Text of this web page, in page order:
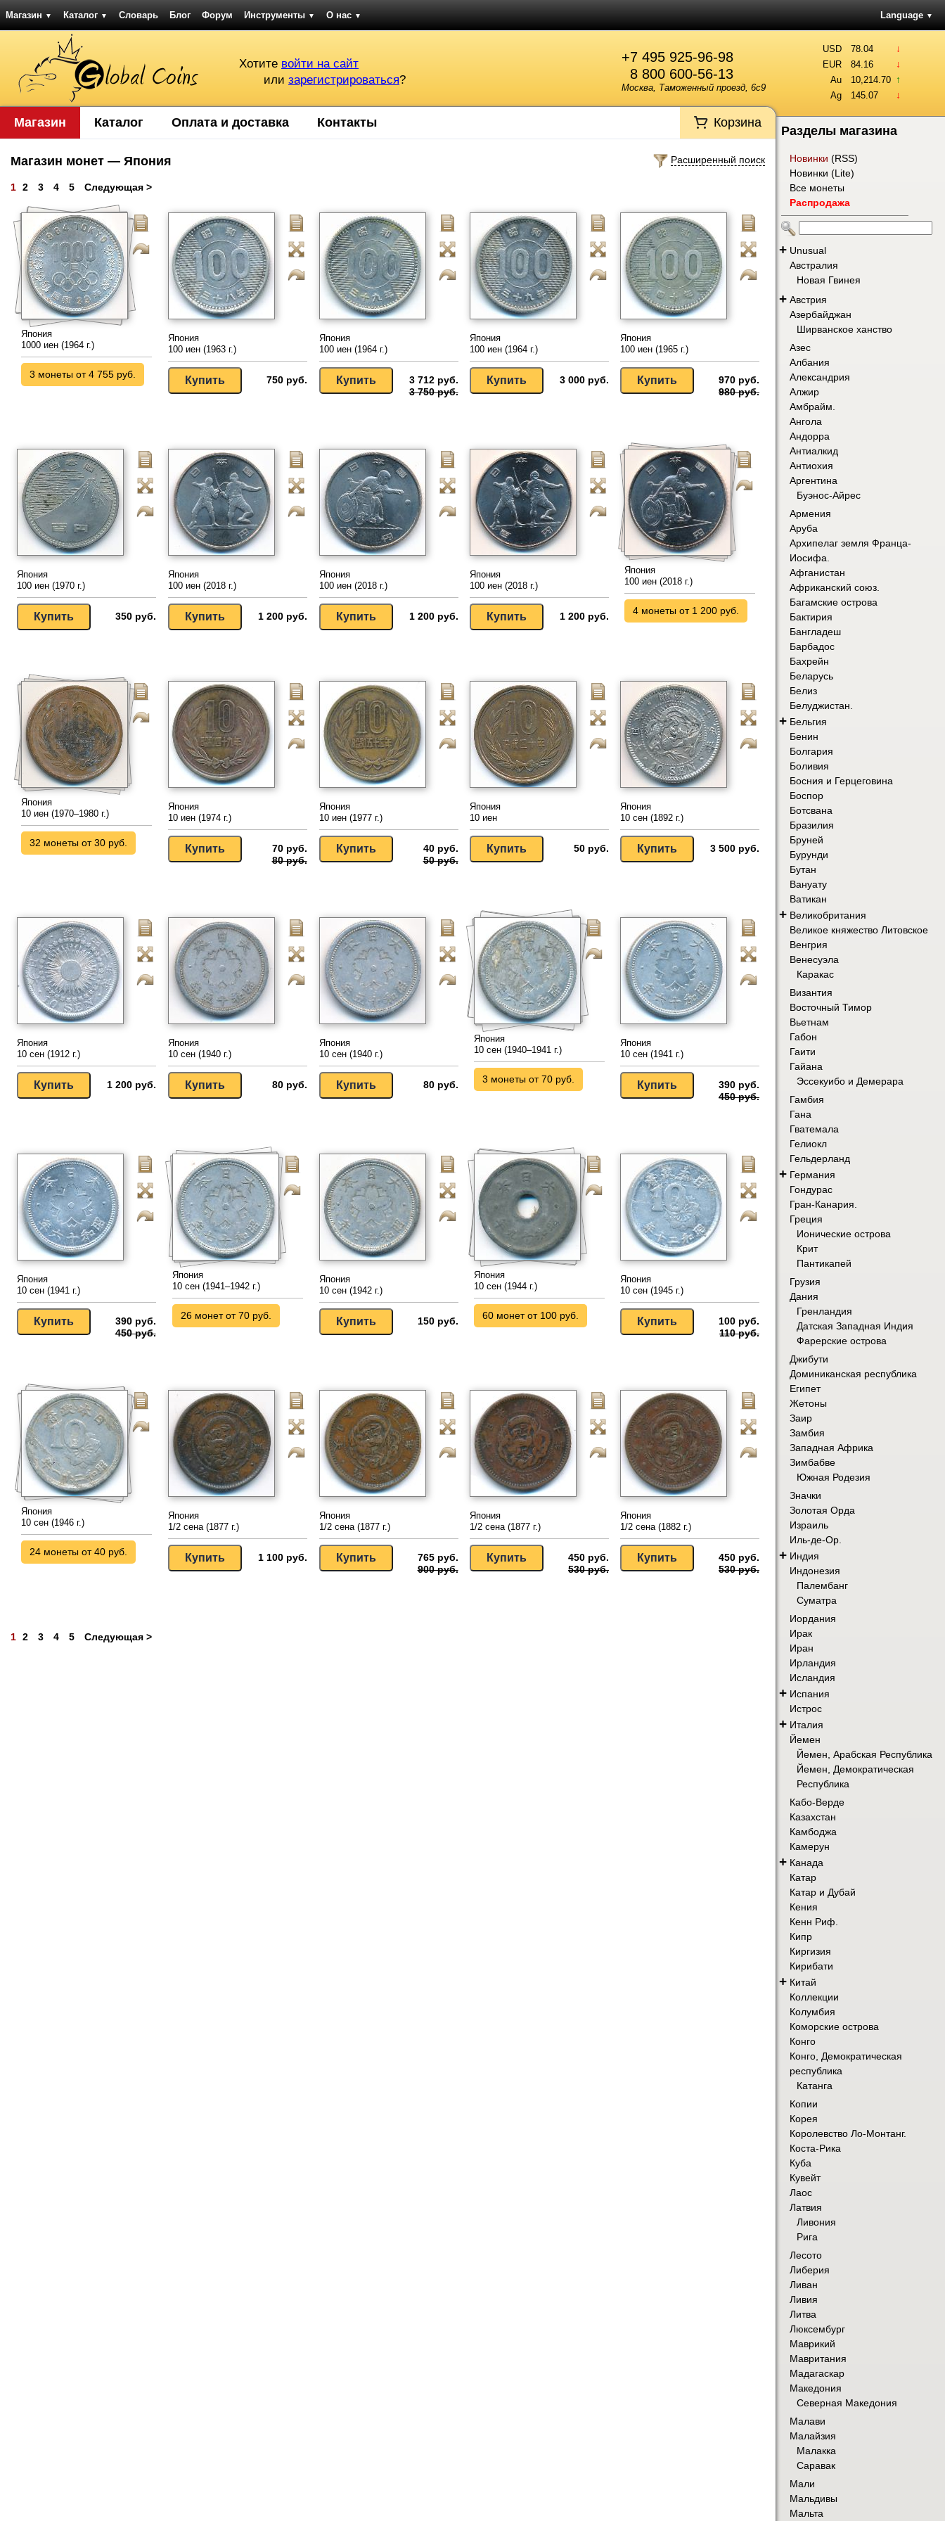
Магазин ▼ Каталог ▼ Словарь Блог Форум Инструменты ▼ О нас ▼ Language ▼
+7 495 925-96-98
8 800 600-56-13
Москва, Таможенный проезд, 6с9
Хотите войти на сайт
или зарегистрироваться?
USD 78.04 ↓
EUR 84.16 ↓
Au 10,214.70 ↑
Ag 145.07 ↓
Магазин Каталог Оплата и доставка Контакты Корзина
Расширенный поиск
Магазин монет — Япония
1 2 3 4 5 Следующая >
Япония
1000 иен (1964 г.)
3 монеты от 4 755 руб.
Япония
100 иен (1963 г.)
750 руб.
Япония
100 иен (1964 г.)
3 712 руб.
3 750 руб.
Япония
100 иен (1964 г.)
3 000 руб.
Япония
100 иен (1965 г.)
970 руб.
980 руб.
Япония
100 иен (1970 г.)
350 руб.
Япония
100 иен (2018 г.)
1 200 руб.
Япония
100 иен (2018 г.)
1 200 руб.
Япония
100 иен (2018 г.)
1 200 руб.
Япония
100 иен (2018 г.)
4 монеты от 1 200 руб.
Япония
10 иен (1970–1980 г.)
32 монеты от 30 руб.
Япония
10 иен (1974 г.)
70 руб.
80 руб.
Япония
10 иен (1977 г.)
40 руб.
50 руб.
Япония
10 иен
50 руб.
Япония
10 сен (1892 г.)
3 500 руб.
Япония
10 сен (1912 г.)
1 200 руб.
Япония
10 сен (1940 г.)
80 руб.
Япония
10 сен (1940 г.)
80 руб.
Япония
10 сен (1940–1941 г.)
3 монеты от 70 руб.
Япония
10 сен (1941 г.)
390 руб.
450 руб.
Япония
10 сен (1941 г.)
390 руб.
450 руб.
Япония
10 сен (1941–1942 г.)
26 монет от 70 руб.
Япония
10 сен (1942 г.)
150 руб.
Япония
10 сен (1944 г.)
60 монет от 100 руб.
Япония
10 сен (1945 г.)
100 руб.
110 руб.
Япония
10 сен (1946 г.)
24 монеты от 40 руб.
Япония
1/2 сена (1877 г.)
1 100 руб.
Япония
1/2 сена (1877 г.)
765 руб.
900 руб.
Япония
1/2 сена (1877 г.)
450 руб.
530 руб.
Япония
1/2 сена (1882 г.)
450 руб.
530 руб.
1 2 3 4 5 Следующая >
Разделы магазина
Новинки (RSS)
Новинки (Lite)
Все монеты
Распродажа
+ Unusual
Австралия
Новая Гвинея
+ Австрия
Азербайджан
Ширванское ханство
Азес
Албания
Александрия
Алжир
Амбрайм.
Ангола
Андорра
Антиалкид
Антиохия
Аргентина
Буэнос-Айрес
Армения
Аруба
Архипелаг земля Франца-
Иосифа.
Афганистан
Африканский союз.
Багамские острова
Бактирия
Бангладеш
Барбадос
Бахрейн
Беларусь
Белиз
Белуджистан.
+ Бельгия
Бенин
Болгария
Боливия
Босния и Герцеговина
Боспор
Ботсвана
Бразилия
Бруней
Бурунди
Бутан
Вануату
Ватикан
+ Великобритания
Великое княжество Литовское
Венгрия
Венесуэла
Каракас
Византия
Восточный Тимор
Вьетнам
Габон
Гаити
Гайана
Эссекуибо и Демерара
Гамбия
Гана
Гватемала
Гелиокл
Гельдерланд
+ Германия
Гондурас
Гран-Канария.
Греция
Ионические острова
Крит
Пантикапей
Грузия
Дания
Гренландия
Датская Западная Индия
Фарерские острова
Джибути
Доминиканская республика
Египет
Жетоны
Заир
Замбия
Западная Африка
Зимбабве
Южная Родезия
Значки
Золотая Орда
Израиль
Иль-де-Ор.
+ Индия
Индонезия
Палембанг
Суматра
Иордания
Ирак
Иран
Ирландия
Исландия
+ Испания
Истрос
+ Италия
Йемен
Йемен, Арабская Республика
Йемен, Демократическая
Республика
Кабо-Верде
Казахстан
Камбоджа
Камерун
+ Канада
Катар
Катар и Дубай
Кения
Кенн Риф.
Кипр
Киргизия
Кирибати
+ Китай
Коллекции
Колумбия
Коморские острова
Конго
Конго, Демократическая
республика
Катанга
Копии
Корея
Королевство Ло-Монтанг.
Коста-Рика
Куба
Кувейт
Лаос
Латвия
Ливония
Рига
Лесото
Либерия
Ливан
Ливия
Литва
Люксембург
Маврикий
Мавритания
Мадагаскар
Македония
Северная Македония
Малави
Малайзия
Малакка
Саравак
Мали
Мальдивы
Мальта